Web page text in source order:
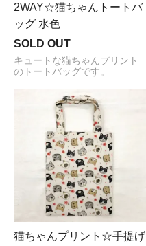
2WAY☆猫ちゃんトートバ
ッグ 水色
SOLD OUT
キュートな猫ちゃんプリント
のトートバッグです。
猫ちゃんプリント☆手提げ